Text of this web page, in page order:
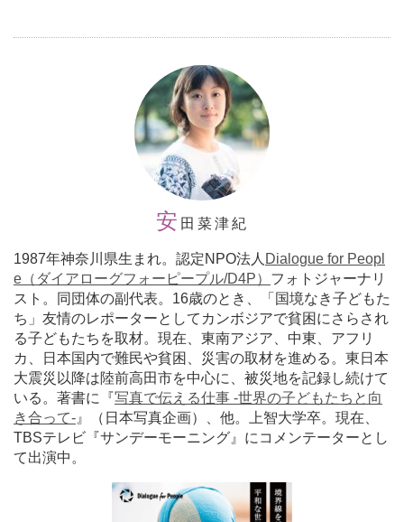
安 田菜津紀
1987年神奈川県生まれ。 認定NPO法人 Dialogue for Peopl
e（ダイアローグフォーピープル/D4P） フォトジャーナリ
スト。同団体の副代表。16歳のとき、「国境なき子どもた
ち」友情のレポーターとしてカンボジアで貧困にさらされ
る子どもたちを取材。現在、東南アジア、中東、アフリ
カ、日本国内で難民や貧困、災害の取材を進める。東日本
大震災以降は陸前高田市を中心に、被災地を記録し続けて
いる。著書に『写真で伝える仕事 -世界の子どもたちと向
き合って- 』（日本写真企画）、他。上智大学卒。現在、
TBSテレビ『サンデーモーニング』にコメンテーターとし
て出演中。